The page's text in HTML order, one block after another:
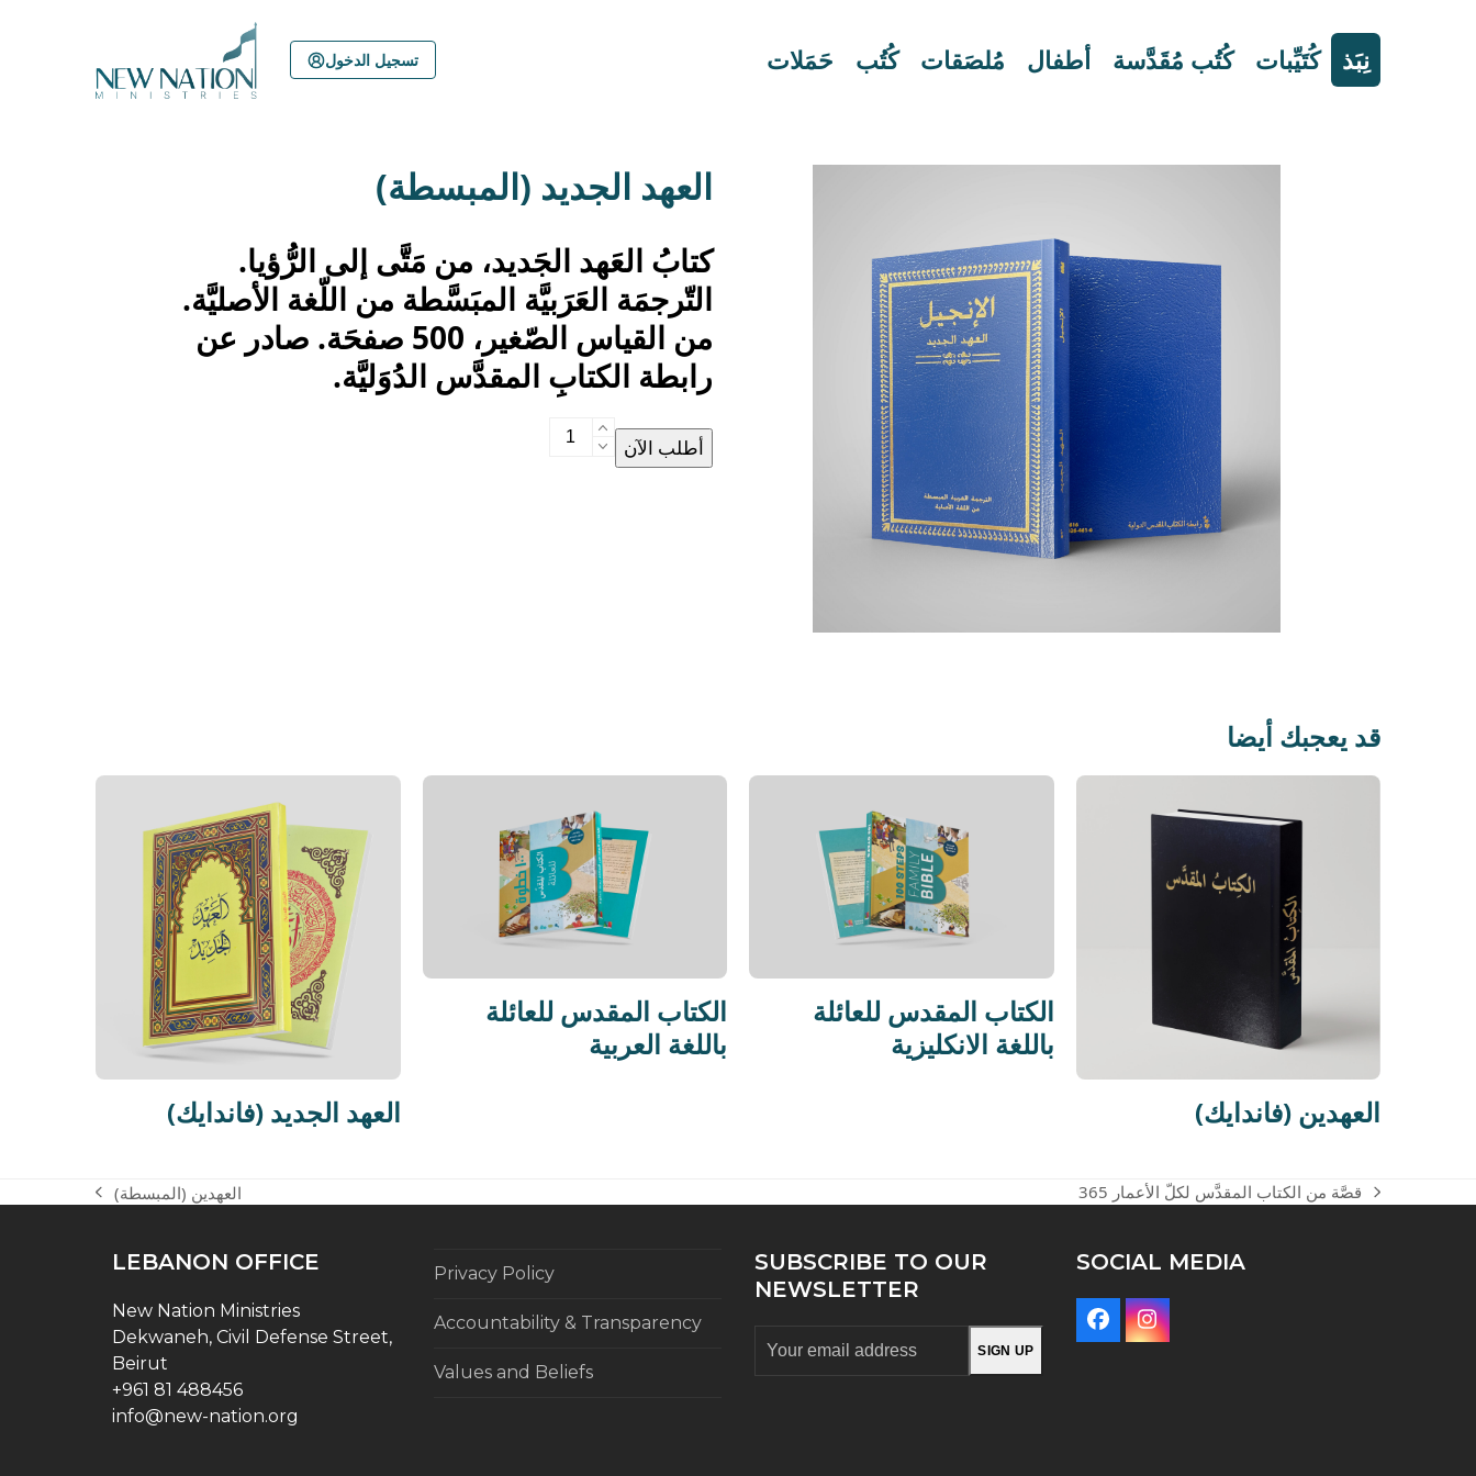
تسجيل الدخول حَمَلات كُتُب مُلصَقات أطفال كُتُب مُقَدَّسة كُتَيِّبات نِبَذ
العهد الجديد (المبسطة)
كتابُ العَهد الجَديد، من مَتَّى إلى الرُّؤيا.
التّرجمَة العَرَبيَّة المبَسَّطة من اللّغة الأصليَّة.
من القياس الصّغير، 500 صفحَة. صادر عن
رابطة الكتابِ المقدَّس الدُوَليَّة.
العهد
أطلب الآن
قد يعجبك أيضا
(فاندايك) العهدين
الكتاب المقدس للعائلة
باللغة الانكليزية
الكتاب المقدس للعائلة
باللغة العربية
(فاندايك) العهد الجديد
previous
العهدين (المبسطة)
next 365 قصَّة من الكتاب المقدَّس لكلّ الأعمار
LEBANON OFFICE
New Nation Ministries
Dekwaneh, Civil Defense Street,
Beirut
+961 81 488456
info@new-nation.org
Privacy Policy
Accountability & Transparency
Values and Beliefs
SUBSCRIBE TO OUR
NEWSLETTER
email
SIGN UP
SOCIAL MEDIA
FacebookInstagram